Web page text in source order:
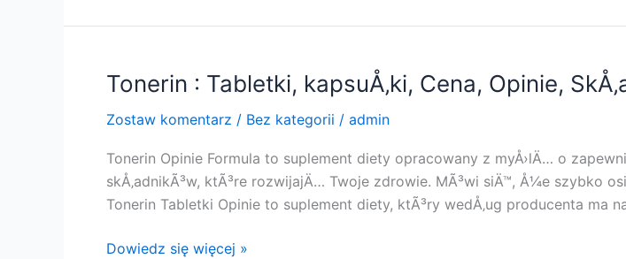
Opinie,
Recenzje,
KorzyÅ›ci,
Skutki
Tonerin : Tabletki, kapsuÅ‚ki, Cena, Opinie,
Zostaw komentarz / Bez kategorii / admin
Tonerin Opinie Formula to suplement diety opracowany z myÅ›lÄ… o
skÅ‚adnikÃ³w, ktÃ³re rozwijajÄ… Twoje zdrowie. MÃ³wi siÄ™, Å¼e szybko
Tonerin Tabletki Opinie to suplement diety, ktÃ³ry wedÅ‚ug producenta
Tonerin
Dowiedz się więcej »